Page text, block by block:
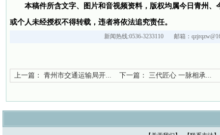
本稿件所含文字、图片和音视频资料，版权均属今日青州、
或个人未经授权不得转载，违者将依法追究责任。
新闻热线:0536-3233110 邮箱：
上一篇： 青州市交通运输局开... 下一篇： 三代匠心 一脉相承...